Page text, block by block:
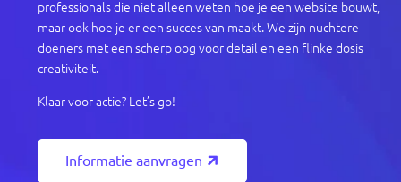
professionals die niet alleen weten hoe je een website bouwt,
maar ook hoe je er een succes van maakt. We zijn nuchtere
doeners met een scherp oog voor detail en een flinke dosis
creativiteit.
Klaar voor actie? Let’s go!
Informatie aanvragen